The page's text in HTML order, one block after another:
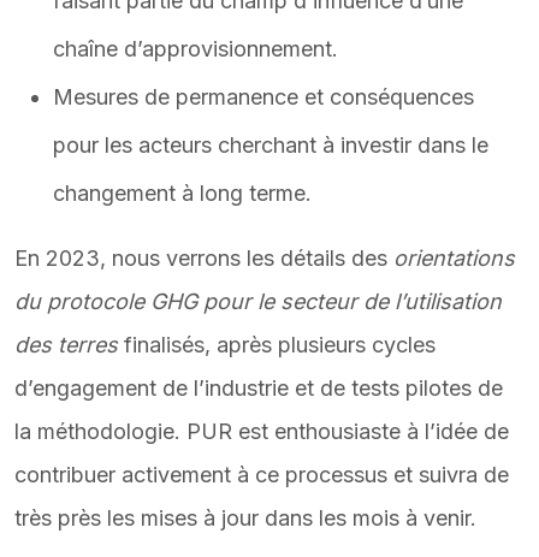
chaîne d’approvisionnement.
Mesures de permanence et conséquences
pour les acteurs cherchant à investir dans le
changement à long terme.
En 2023, nous verrons les détails des orientations
du protocole GHG pour le secteur de l’utilisation
des terres finalisés, après plusieurs cycles
d’engagement de l’industrie et de tests pilotes de
la méthodologie. PUR est enthousiaste à l’idée de
contribuer activement à ce processus et suivra de
très près les mises à jour dans les mois à venir.